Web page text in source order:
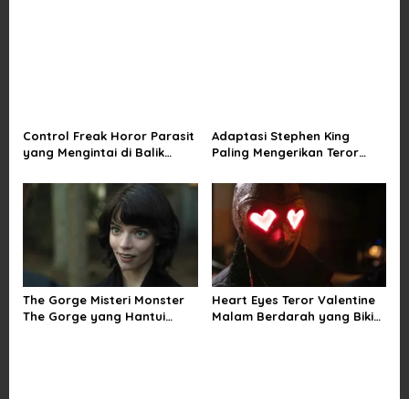
Control Freak Horor Parasit
yang Mengintai di Balik
Adaptasi Stephen King
Paling Mengerikan Teror
The Gorge Misteri Monster
The Gorge yang Hantui
Heart Eyes Teror Valentine
Malam Berdarah yang Bikin